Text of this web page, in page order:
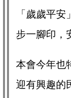
「歲歲平
步一腳印，
本會今年也
迎有興趣的